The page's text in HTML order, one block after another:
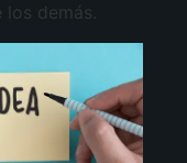
demás.